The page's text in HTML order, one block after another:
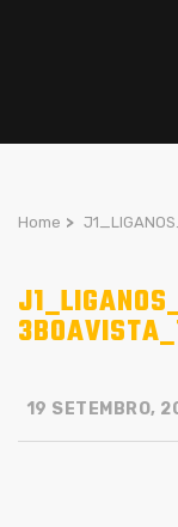
Home >
19 SETEMBRO,